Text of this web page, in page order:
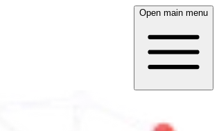
Open main menu